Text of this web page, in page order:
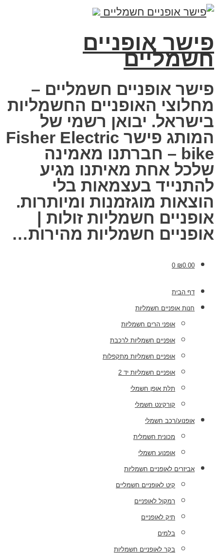
פישר אופניים
חשמליים
פישר אופניים חשמליים –
מחלוצי האופניים החשמליות
בישראל. יבואן רשמי של
המותג פישר Fisher Electric
bike – חברתנו מאמינה
שלכל אחת מאיתנו מגיע
להתנייד בעצמאות בלי
הוצאות מוגזמנות ומיותרות.
אופניים חשמליות זולות |
אופניים חשמליות מהירות…
₪0.00
0
דף הבית
חנות אופניים חשמליות
אופני הרים חשמליות
אופניים חשמליות לרכבת
אופניים חשמליות מתקפלות
אופניים חשמליות יד 2
תלת אופן חשמלי
קורקינט חשמלי
אופנוע/רכב חשמלי
מכונית חשמלית
אופנוע חשמלי
אביזרים לאופניים חשמליות
קיט לאופניים חשמליים
רמקול לאופניים
תיק לאופניים
בלמים
בקר לאופניים חשמליות